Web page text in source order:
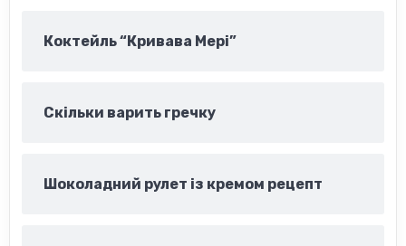
Коктейль “Кривава Мері”
Скільки варить гречку
Шоколадний рулет із кремом рецепт